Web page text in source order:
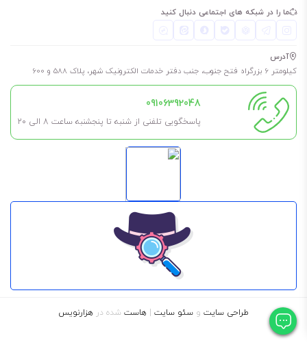
برای طولانی شدن عمر روغن و گریس، حتما در فضای خشک، بدون رطوبت و
مسقف نگهداری شود. به این معنی که در کارگاه در معرض باد و باران نباشد
تا طول عمر آن کم نشود.
همچنین اگر نیاز به آن ندارید، تا جای ممکن درب آن را باز نکنید مگر اینکه
ما را در شبکه های اجتماعی دنبال کنید
آدرس
کیلومتر 6 بزرگراه فتح جنوب، جنب دفتر خدمات الکترونیک شهر، پلاک 588 و 600
09106392048
پاسخگویی تلفنی از شنبه تا پنجشنبه ساعت 8 الی ۲۰
طراحی سایت و سئو سایت | هاست شده در هزارنویس